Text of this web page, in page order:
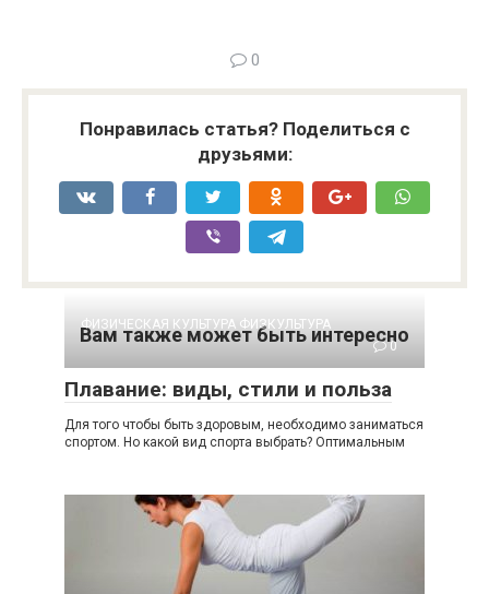
0
Понравилась статья? Поделиться с
друзьями:
Вам также может быть интересно
ФИЗИЧЕСКАЯ КУЛЬТУРА ФИЗКУЛЬТУРА
0
Плавание: виды, стили и польза
Для того чтобы быть здоровым, необходимо заниматься
спортом. Но какой вид спорта выбрать? Оптимальным